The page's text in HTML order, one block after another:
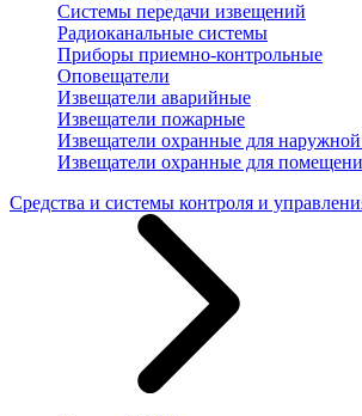
Системы передачи извещений
Радиоканальные системы
Приборы приемно-контрольные
Оповещатели
Извещатели аварийные
Извещатели пожарные
Извещатели охранные для наружной
Извещатели охранные для
Средства и системы контроля и